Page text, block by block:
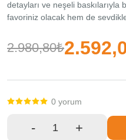
/ İstanbul
detayları ve neşeli
favoriniz olacak hem de
Boyutlar 8 cm (Yükseklik) x 9
Isıya Dayanıklı Seramik
Kapak Kullanım Alanı Çay,
Gönderilmektedir Paket İçeriği 1
2.980,80₺
0 yorum
- +